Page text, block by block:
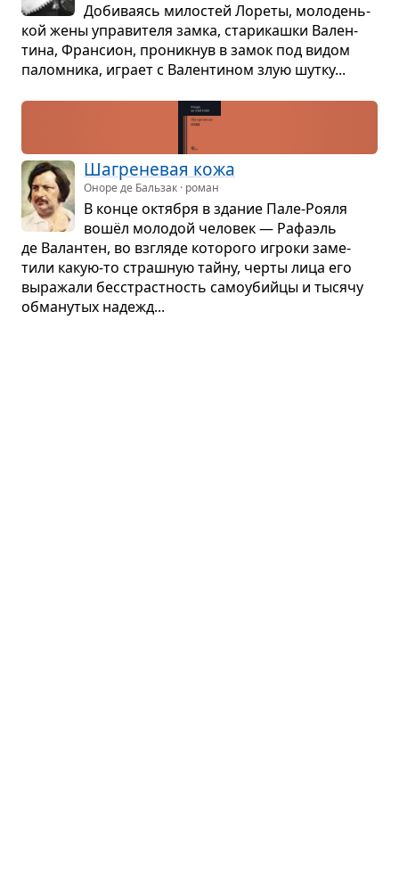
Доби­ва­ясь мило­стей Лореты, моло­день­
кой жены упра­ви­теля замка, ста­ри­кашки Вален­
тина, Фран­сион, про­ник­нув в замок под видом
палом­ника, играет с Вален­ти­ном злую шутку...
Шагре­не­вая кожа
Оноре де Бальзак · роман
В конце октя­бря в зда­ние Пале-Рояля
вошёл моло­дой чело­век — Рафа­эль
де Валан­тен, во взгляде кото­рого игроки заме­
тили какую-то страш­ную тайну, черты лица его
выра­жали бес­страст­ность само­убийцы и тысячу
обма­ну­тых надежд...